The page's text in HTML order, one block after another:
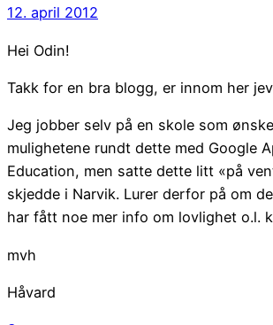
12. april 2012
Hei Odin!
Takk for en bra blogg, er innom her
Jeg jobber selv på en skole som
mulighetene rundt dette med Google
Education, men satte dette litt «på
skjedde i Narvik. Lurer derfor på om
har fått noe mer info om lovlighet o.l.
mvh
Håvard